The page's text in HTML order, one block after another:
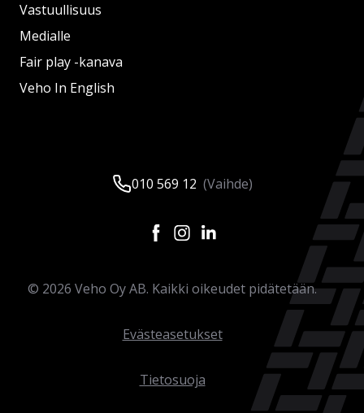
Vastuullisuus
Medialle
Fair play -kanava
Veho In English
010 569 12 (Vaihde)
© 2026 Veho Oy AB. Kaikki oikeudet pidätetään.
Evästeasetukset
Tietosuoja